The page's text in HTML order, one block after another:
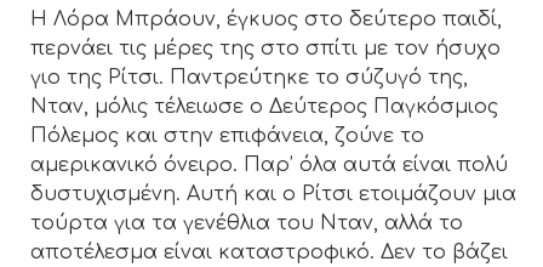
Η Λόρα Μπράουν, έγκυος στο δεύτερο παιδί,
περνάει τις μέρες της στο σπίτι με τον ήσυχο
γιο της Ρίτσι. Παντρεύτηκε το σύζυγό της,
Νταν, μόλις τέλειωσε ο Δεύτερος Παγκόσμιος
Πόλεμος και στην επιφάνεια, ζούνε το
αμερικανικό όνειρο. Παρ’ όλα αυτά είναι πολύ
δυστυχισμένη. Αυτή και ο Ρίτσι ετοιμάζουν μια
τούρτα για τα γενέθλια του Νταν, αλλά το
αποτέλεσμα είναι καταστροφικό. Δεν το βάζει